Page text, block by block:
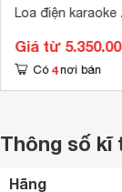
Loa điện
Giá từ
Có 4 nơi bán
Thông số kĩ
Hãng